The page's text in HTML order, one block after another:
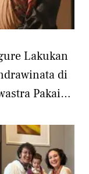
Lakukan
di
Pakai